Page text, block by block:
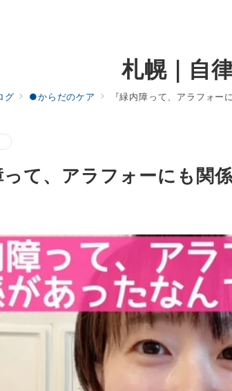
札幌｜自
グ ●からだのケア 『緑内障って、アラフォー
って、アラフォーにも関
080-